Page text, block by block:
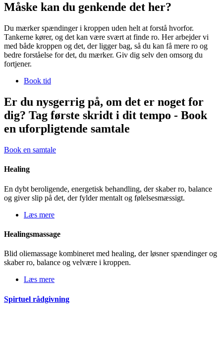
Måske kan du genkende det her?
Du mærker spændinger i kroppen uden helt at forstå hvorfor.
Tankerne kører, og det kan være svært at finde ro. Her arbejder vi
med både kroppen og det, der ligger bag, så du kan få mere ro og
bedre forståelse for det, du mærker. Giv dig selv den omsorg du
fortjener.
Book tid
Er du nysgerrig på, om det er noget for
dig? Tag første skridt i dit tempo - Book
en uforpligtende samtale
Book en samtale
Healing
En dybt beroligende, energetisk behandling, der skaber ro, balance
og giver slip på det, der fylder mentalt og følelsesmæssigt.
Læs mere
Healingsmassage
Blid oliemassage kombineret med healing, der løsner spændinger og
skaber ro, balance og velvære i kroppen.
Læs mere
Spirtuel rådgivning